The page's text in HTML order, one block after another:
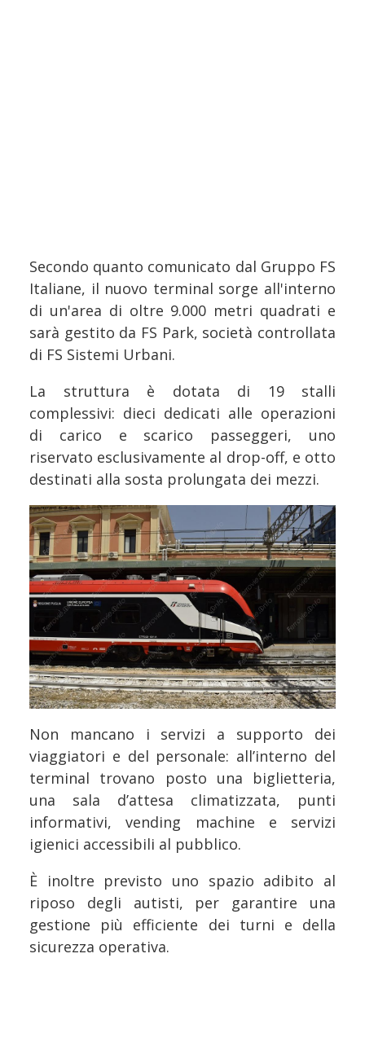
Secondo quanto comunicato dal Gruppo FS
Italiane, il nuovo terminal sorge all'interno
di un'area di oltre 9.000 metri quadrati e
sarà gestito da FS Park, società controllata
di FS Sistemi Urbani.
La struttura è dotata di 19 stalli
complessivi: dieci dedicati alle operazioni
di carico e scarico passeggeri, uno
riservato esclusivamente al drop-off, e otto
destinati alla sosta prolungata dei mezzi.
Non mancano i servizi a supporto dei
viaggiatori e del personale: all’interno del
terminal trovano posto una biglietteria,
una sala d’attesa climatizzata, punti
informativi, vending machine e servizi
igienici accessibili al pubblico.
È inoltre previsto uno spazio adibito al
riposo degli autisti, per garantire una
gestione più efficiente dei turni e della
sicurezza operativa.